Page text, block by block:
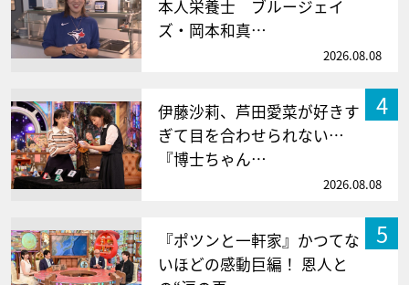
本人栄養士 ブルージェイ
ズ・岡本和真…
2026.08.08
4
伊藤沙莉、芦田愛菜が好きす
ぎて目を合わせられない…
『博士ちゃん…
2026.08.08
5
『ポツンと一軒家』かつてな
いほどの感動巨編！ 恩人と